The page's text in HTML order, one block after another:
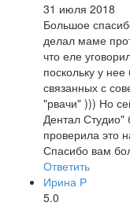
31 июля 2018
Большое
делал маме
что еле
поскольку у
связанных с
"рвачи" ))) Но
Дентал Студио"
проверила это
Спасибо вам
Ответить
Ирина Р
5.0